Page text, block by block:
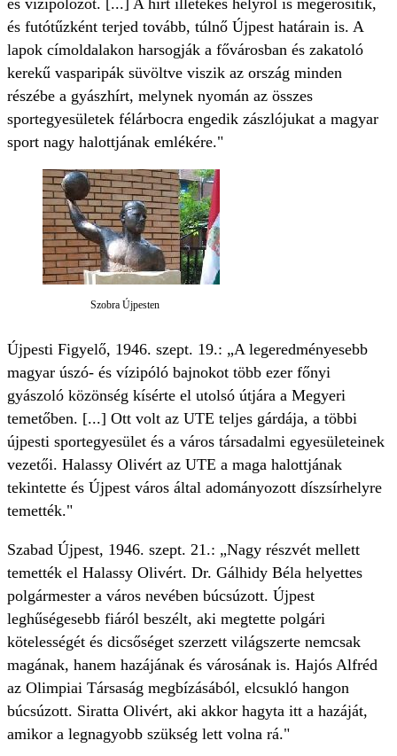
és vízipólózót. [...] A hírt illetékes helyről is megerősítik,
és futótűzként terjed tovább, túlnő Újpest határain is. A
lapok címoldalakon harsogják a fővárosban és zakatoló
kerekű vasparipák süvöltve viszik az ország minden
részébe a gyászhírt, melynek nyomán az összes
sportegyesületek félárbocra engedik zászlójukat a magyar
sport nagy halottjának emlékére."
Szobra Újpesten
Újpesti Figyelő, 1946. szept. 19.: „A legeredményesebb
magyar úszó- és vízipóló bajnokot több ezer főnyi
gyászoló közönség kísérte el utolsó útjára a Megyeri
temetőben. [...] Ott volt az UTE teljes gárdája, a többi
újpesti sportegyesület és a város társadalmi egyesületeinek
vezetői. Halassy Olivért az UTE a maga halottjának
tekintette és Újpest város által adományozott díszsírhelyre
temették."
Szabad Újpest, 1946. szept. 21.: „Nagy részvét mellett
temették el Halassy Olivért. Dr. Gálhidy Béla helyettes
polgármester a város nevében búcsúzott. Újpest
leghűségesebb fiáról beszélt, aki megtette polgári
kötelességét és dicsőséget szerzett világszerte nemcsak
magának, hanem hazájának és városának is. Hajós Alfréd
az Olimpiai Társaság megbízásából, elcsukló hangon
búcsúzott. Siratta Olivért, aki akkor hagyta itt a hazáját,
amikor a legnagyobb szükség lett volna rá."